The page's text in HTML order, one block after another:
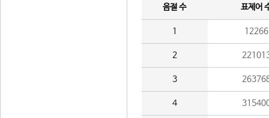
음절 수 표제어
1 12266
2
3
4